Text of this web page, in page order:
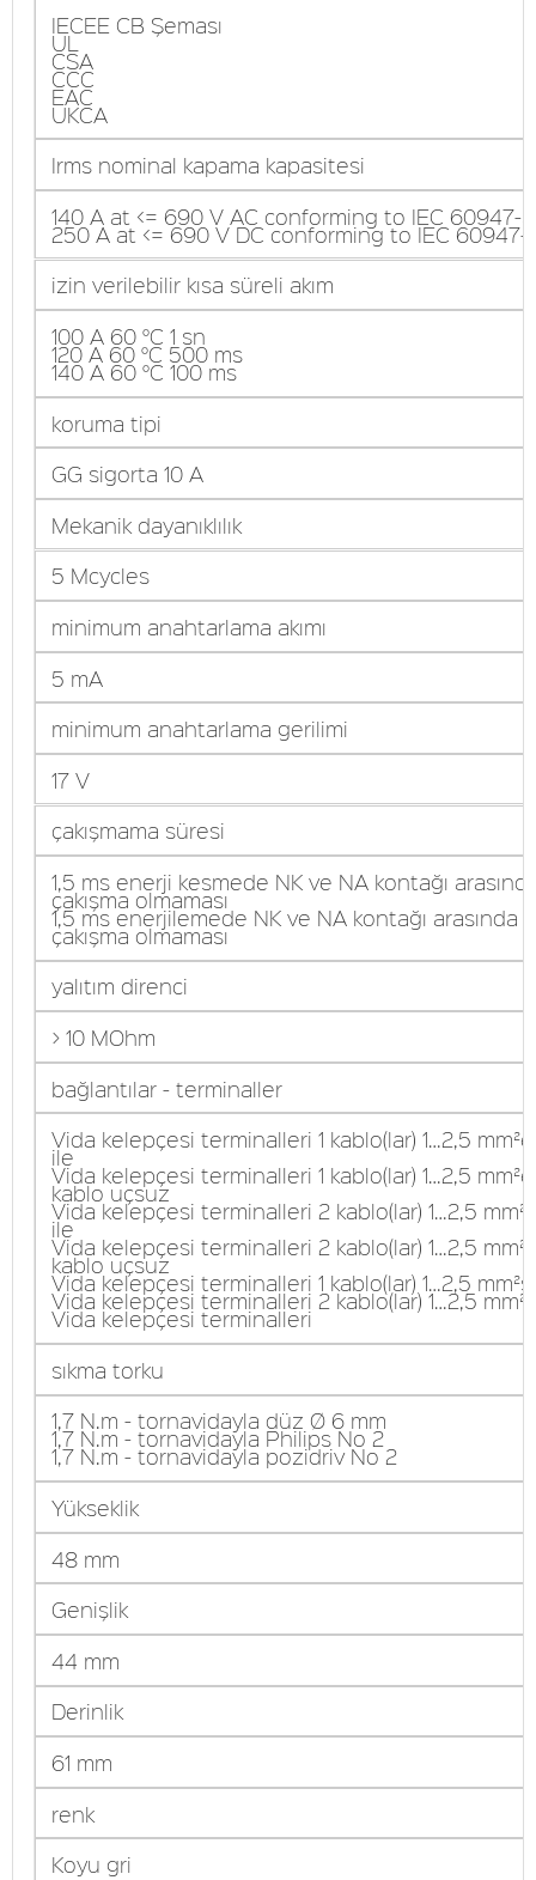
IECEE CB Şeması
UL
CSA
CCC
EAC
UKCA
Irms nominal kapama kapasitesi
140 A at <= 690 V AC conforming to IEC 60947-
250 A at <= 690 V DC conforming to IEC 60947-
izin verilebilir kısa süreli akım
100 A 60 °C 1 sn
120 A 60 °C 500 ms
140 A 60 °C 100 ms
koruma tipi
GG sigorta 10 A
Mekanik dayanıklılık
5 Mcycles
minimum anahtarlama akımı
5 mA
minimum anahtarlama gerilimi
17 V
çakışmama süresi
1,5 ms enerji kesmede NK ve NA kontağı
çakışma olmaması
1,5 ms enerjilemede NK ve NA kontağı arasında
çakışma olmaması
yalıtım direnci
> 10 MOhm
bağlantılar - terminaller
Vida kelepçesi terminalleri 1 kablo(lar) 1…2,5
ile
Vida kelepçesi terminalleri 1 kablo(lar) 1…2,5
kablo uçsuz
Vida kelepçesi terminalleri 2 kablo(lar) 1…2,5
ile
Vida kelepçesi terminalleri 2 kablo(lar) 1…2,5
kablo uçsuz
Vida kelepçesi terminalleri 1 kablo(lar) 1…2,5
Vida kelepçesi terminalleri 2 kablo(lar) 1…2,5
Vida kelepçesi terminalleri
sıkma torku
1,7 N.m - tornavidayla düz Ø 6 mm
1,7 N.m - tornavidayla Philips No 2
1,7 N.m - tornavidayla pozidriv No 2
Yükseklik
48 mm
Genişlik
44 mm
Derinlik
61 mm
renk
Koyu gri